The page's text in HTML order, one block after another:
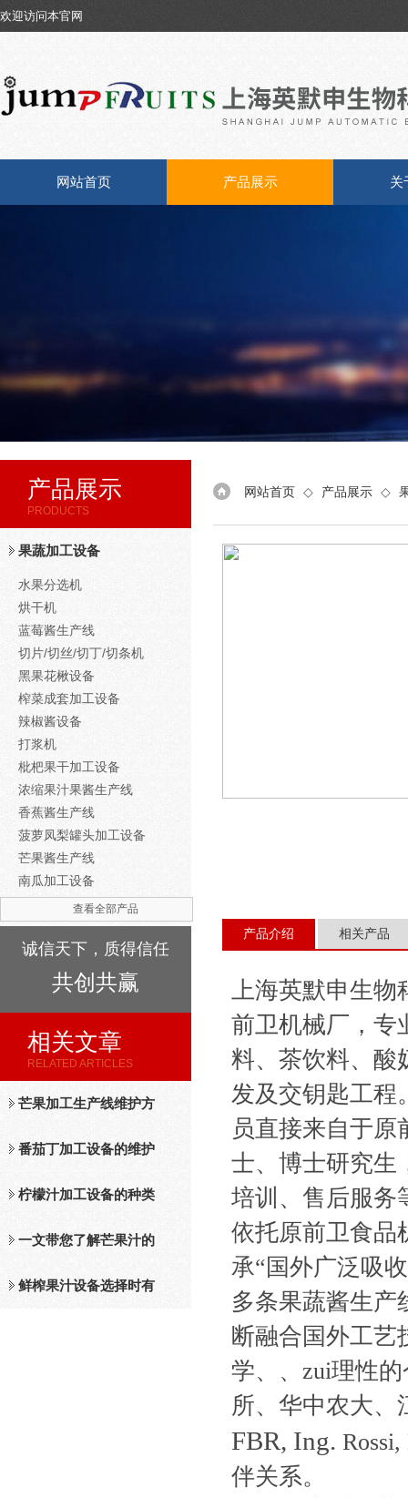
欢迎访问本官网
网站首页 产品展示 关
产品展示
PRODUCTS
果蔬加工设备
水果分选机
烘干机
蓝莓酱生产线
切片/切丝/切丁/切条机
黑果花楸设备
榨菜成套加工设备
辣椒酱设备
打浆机
枇杷果干加工设备
浓缩果汁果酱生产线
香蕉酱生产线
菠萝凤梨罐头加工设备
芒果酱生产线
南瓜加工设备
查看全部产品
诚信天下，质得信任
共创共赢
相关文章
RELATED ARTICLES
芒果加工生产线维护方
法
番茄丁加工设备的维护
保养措施分析
柠檬汁加工设备的种类
及工作原理介绍
一文带您了解芒果汁的
整套设备和工作流程
鲜榨果汁设备选择时有
网站首页 ◇ 产品展示 ◇
产品介绍 相关产品
上海英默申生物
前卫机械厂，专
料、茶饮料、酸
发及交钥匙工程
员直接来自于
士、博士研究生
培训、售后服务
依托原前卫食品
承“国外广泛吸
多条果蔬酱生产
断融合国外工
学、、zui理性
所、华中农大、
FBR, Ing.
伴关系。